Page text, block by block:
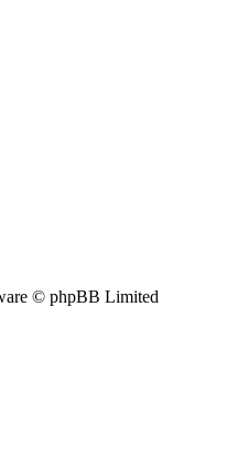
© phpBB Limited